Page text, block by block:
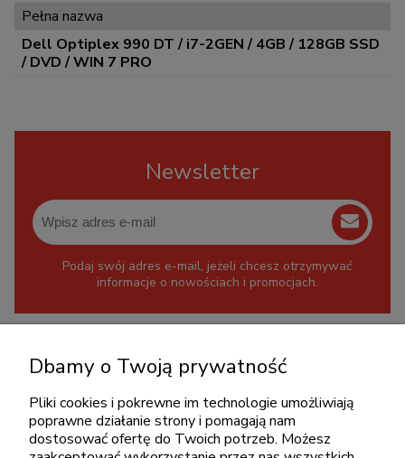
Pełna nazwa
Dell Optiplex 990 DT / i7-2GEN / 4GB / 128GB SSD
/ DVD / WIN 7 PRO
Newsletter
Podaj swój adres e-mail, jeżeli chcesz otrzymywać
informacje o nowościach i promocjach.
+48 717345566
pon.-piąt.: 08:00-16:00
sklep@cebit.pl
Dbamy o Twoją prywatność
Pliki cookies i pokrewne im technologie umożliwiają
poprawne działanie strony i pomagają nam
dostosować ofertę do Twoich potrzeb. Możesz